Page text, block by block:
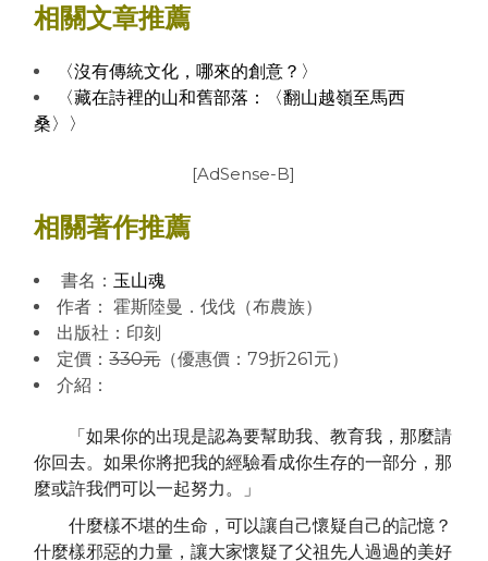
相關文章推薦
〈沒有傳統文化，哪來的創意？〉
〈藏在詩裡的山和舊部落：〈翻山越嶺至馬西
桑〉〉
[AdSense-B]
相關著作推薦
書名： 玉山魂
作者： 霍斯陸曼．伐伐（布農族）
出版社：印刻
定價：330元（優惠價：79折261元）
介紹：
「如果你的出現是認為要幫助我、教育我，那麼請
你回去。如果你將把我的經驗看成你生存的一部分，那
麼或許我們可以一起努力。」
什麼樣不堪的生命，可以讓自己懷疑自己的記憶？
什麼樣邪惡的力量，讓大家懷疑了父祖先人過過的美好